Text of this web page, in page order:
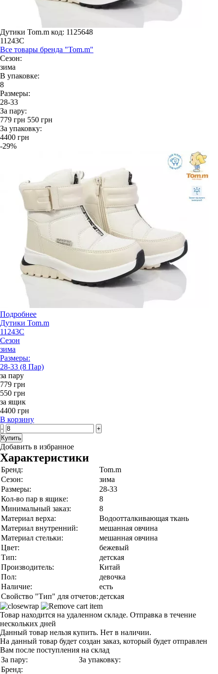
Дутики Tom.m код: 1125648
11243C
Все товары бренда "Tom.m"
Сезон:
зима
В упаковке:
8
Размеры:
28-33
За пару:
779 грн 550 грн
За упаковку:
4400 грн
-29%
Подробнее
Дутики Tom.m
11243C
Сезон
зима
Размеры:
28-33 (8 Пар)
за пару
779 грн
550 грн
за ящик
4400 грн
В корзину
-
+
Купить
Добавить в избранное
Характеристики
Бренд:
Tom.m
Сезон:
зима
Размеры:
28-33
Кол-во пар в ящике:
8
Минимальный заказ:
8
Материал верха:
Водоотталкивающая ткань
Материал внутренний:
мешанная овчина
Материал стельки:
мешанная овчина
Цвет:
бежевый
Тип:
детская
Производитель:
Китай
Пол:
девочка
Наличие:
есть
Свойство "Тип" для отчетов: детская
Товар находится на удаленном складе. Отправка в течение
нескольких дней
Данный товар нельзя купить. Нет в наличии.
На данный товар будет создан заказ, который будет отправлен
Вам после поступления на склад
За пару:
За упаковку:
Бренд: